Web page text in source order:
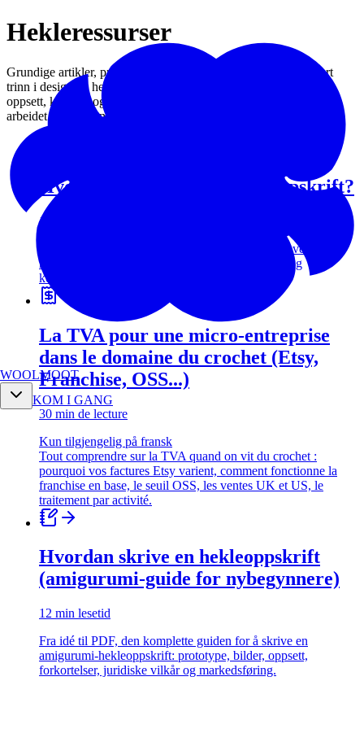
WOOLMOOT
KOM I GANG
Hekleressurser
Grundige artikler, praktiske guider og verktøy for å mestre hvert
trinn i design av hekleoppskrifter: språkvalg, oversettelse, PDF-
oppsett, kontroll og salg. Alt du trenger for å profesjonalisere
arbeidet ditt og unngå de vanligste feilene.
Hvordan oversette en hekleoppskrift?
15 min lesetid
Komplett guide for å oversette en hekleoppskrift: velge
målspråk, finne de rette ressursene, gjennomføre og
kontrollere oversettelsene.
La TVA pour une micro-entreprise
dans le domaine du crochet (Etsy,
Franchise, OSS...)
30 min de lecture
Kun tilgjengelig på fransk
Tout comprendre sur la TVA quand on vit du crochet :
pourquoi vos factures Etsy varient, comment fonctionne la
franchise en base, le seuil OSS, les ventes UK et US, le
traitement par activité.
Hvordan skrive en hekleoppskrift
(amigurumi-guide for nybegynnere)
12 min lesetid
Fra idé til PDF, den komplette guiden for å skrive en
amigurumi-hekleoppskrift: prototype, bilder, oppsett,
forkortelser, juridiske vilkår og markedsføring.